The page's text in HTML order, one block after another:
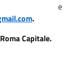
e
.
Capitale.